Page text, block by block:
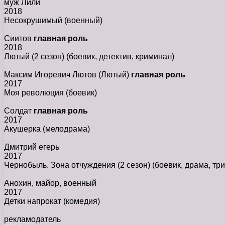
муж Лили
2018
Несокрушимый (военный)
Сиитов главная роль
2018
Лютый (2 сезон) (боевик, детектив, криминал)
Максим Игоревич Лютов (Лютый) главная роль
2017
Моя революция (боевик)
Солдат главная роль
2017
Акушерка (мелодрама)
Дмитрий егерь
2017
Чернобыль. Зона отчуждения (2 сезон) (боевик, драма,
Анохин, майор, военный
2017
Детки напрокат (комедия)
рекламодатель